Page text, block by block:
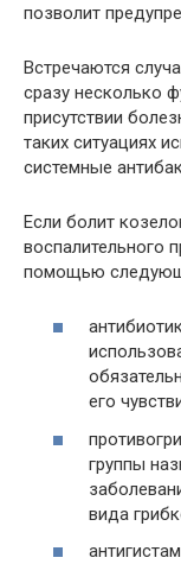
позволит
Встречаются
сразу несколько
присутствии
таких ситуациях
системные
Если болит
воспалительного
помощью
его
группы
вида